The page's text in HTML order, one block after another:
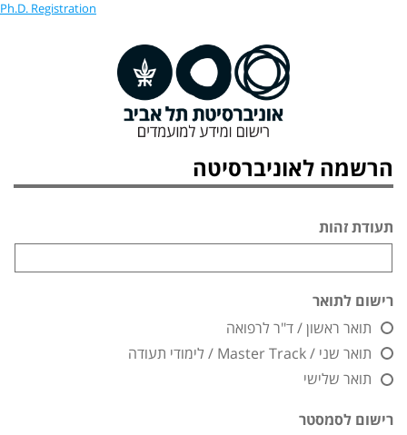
Ph.D. Registration
הרשמה לאוניברסיטה
תעודת זהות
רישום לתואר
תואר ראשון / ד"ר לרפואה
תואר שני / Master Track / לימודי תעודה
תואר שלישי
רישום לסמסטר